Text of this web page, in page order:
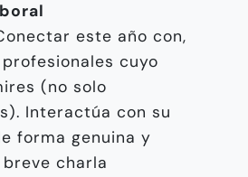
este año con,
cuyo
(no solo
Interactúa con su
forma genuina y
charla